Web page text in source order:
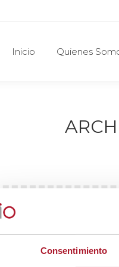
Consentimiento
Inicio Quienes
Inicio Quienes